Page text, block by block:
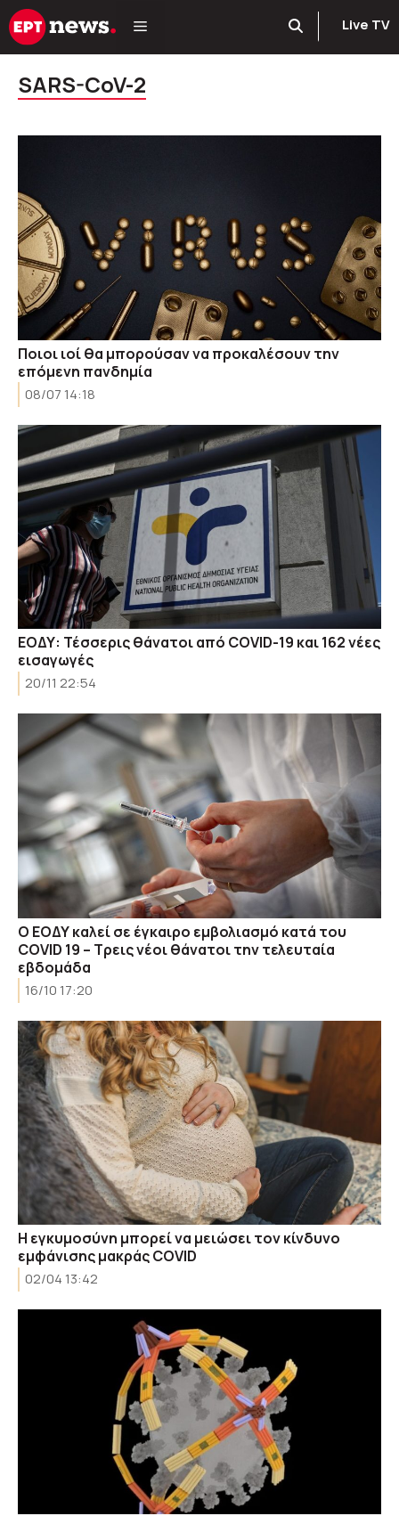
Μετάβαση
σε
Live TV
SARS-CoV-2
Ποιοι ιοί θα μπορούσαν να προκαλέσουν την
επόμενη πανδημία
08/07 14:18
ΕΟΔΥ: Τέσσερις θάνατοι από COVID-19 και 162 νέες
εισαγωγές
20/11 22:54
Ο ΕΟΔΥ καλεί σε έγκαιρο εμβολιασμό κατά του
COVID 19 – Τρεις νέοι θάνατοι την τελευταία
εβδομάδα
16/10 17:20
Η εγκυμοσύνη μπορεί να μειώσει τον κίνδυνο
εμφάνισης μακράς COVID
02/04 13:42